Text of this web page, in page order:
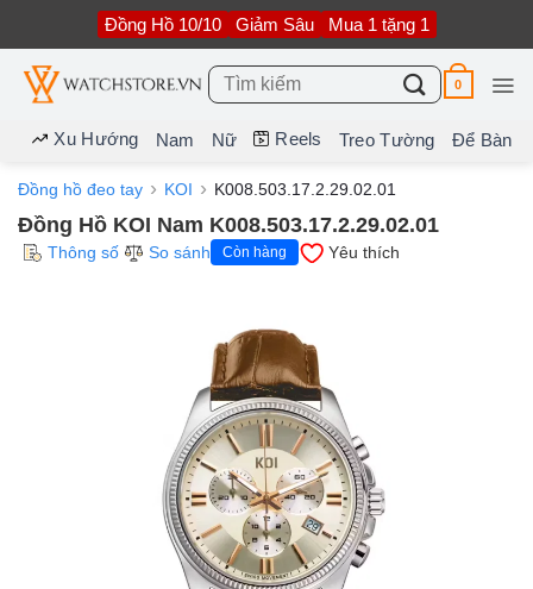
nội
dung
Đồng Hồ 10/10 Giảm Sâu Mua 1 tặng 1
Tìm
kiếm:
0
Xu Hướng Nam Nữ Reels Treo Tường Để Bàn
Đồng hồ đeo tay KOI K008.503.17.2.29.02.01
Đồng Hồ KOI Nam K008.503.17.2.29.02.01
Thông số So sánh Còn hàng Yêu thích